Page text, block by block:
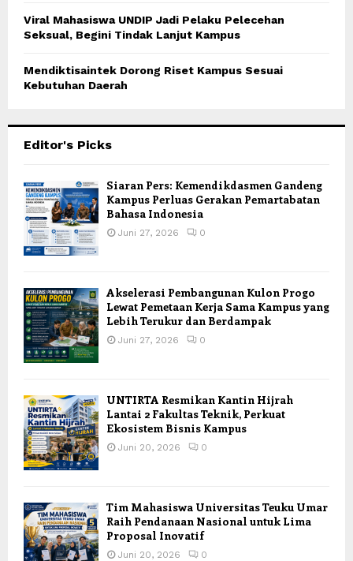
Viral Mahasiswa UNDIP Jadi Pelaku Pelecehan
Seksual, Begini Tindak Lanjut Kampus
Mendiktisaintek Dorong Riset Kampus Sesuai
Kebutuhan Daerah
Editor's Picks
Siaran Pers: Kemendikdasmen Gandeng
Kampus Perluas Gerakan Pemartabatan
Bahasa Indonesia
Juni 27, 2026 0
Akselerasi Pembangunan Kulon Progo
Lewat Pemetaan Kerja Sama Kampus yang
Lebih Terukur dan Berdampak
Juni 27, 2026 0
UNTIRTA Resmikan Kantin Hijrah
Lantai 2 Fakultas Teknik, Perkuat
Ekosistem Bisnis Kampus
Juni 20, 2026 0
Tim Mahasiswa Universitas Teuku Umar
Raih Pendanaan Nasional untuk Lima
Proposal Inovatif
Juni 20, 2026 0